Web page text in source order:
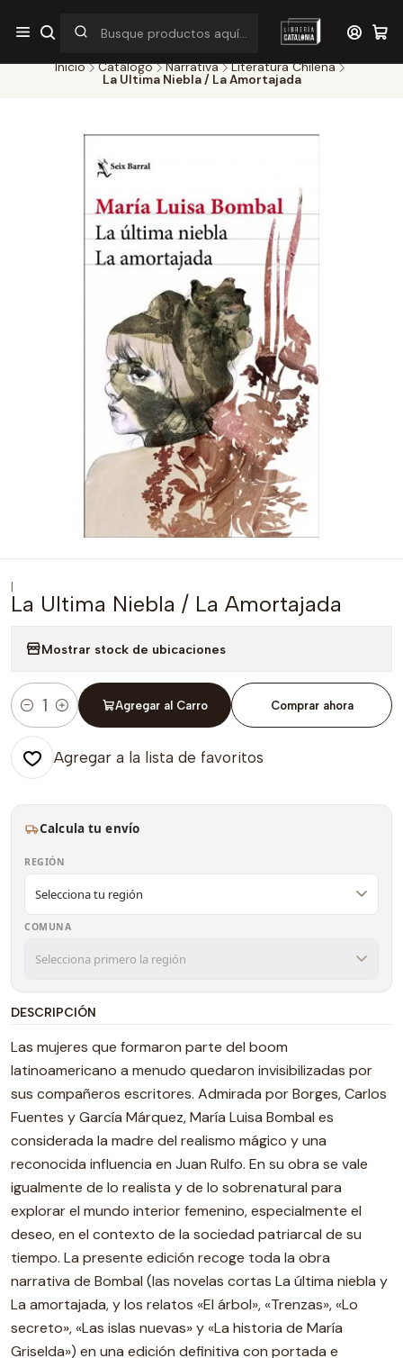
¡Por pocos días! Despacho a $1.000 en RM por compras sobre
$38.000
Inicio Catálogo Narrativa
Literatura Chilena
La Ultima Niebla / La Amortajada
|
La Ultima Niebla / La Amortajada
Mostrar stock de ubicaciones
Cantidad
Agregar al Carro Comprar ahora
Agregar a la lista de favoritos
Calcula tu envío
REGIÓN
COMUNA
DESCRIPCIÓN
Las mujeres que formaron parte del boom
latinoamericano a menudo quedaron invisibilizadas por
sus compañeros escritores. Admirada por Borges, Carlos
Fuentes y García Márquez, María Luisa Bombal es
considerada la madre del realismo mágico y una
reconocida influencia en Juan Rulfo. En su obra se vale
igualmente de lo realista y de lo sobrenatural para
explorar el mundo interior femenino, especialmente el
deseo, en el contexto de la sociedad patriarcal de su
tiempo. La presente edición recoge toda la obra
narrativa de Bombal (las novelas cortas La última niebla y
La amortajada, y los relatos «El árbol», «Trenzas», «Lo
secreto», «Las islas nuevas» y «La historia de María
Griselda») en una edición definitiva con portada e